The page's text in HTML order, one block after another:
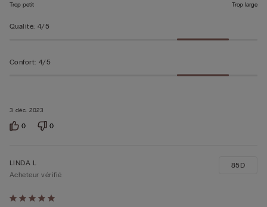
3 déc. 2023
Trop petit Trop large
Qualité: 4/5
Confort: 4/5
0 0
Évalué
LINDA L
Acheteur vérifié
85D